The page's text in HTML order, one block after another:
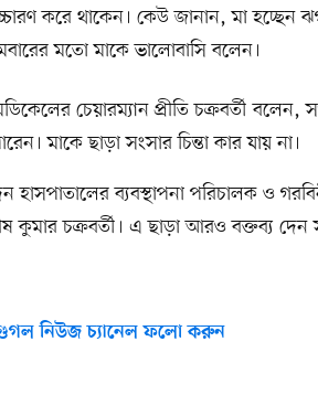
করে থাকেন। কেউ জানান, মা হচ্ছেন
মতো মাকে ভালোবাসি বলেন।
চেয়ারম্যান প্রীতি চক্রবর্তী বলেন,
মাকে ছাড়া সংসার চিন্তা কার যায় না।
হাসপাতালের ব্যবস্থাপনা পরিচালক ও
কুমার চক্রবর্তী। এ ছাড়া আরও বক্তব্য
নিউজ চ্যানেল ফলো করুন